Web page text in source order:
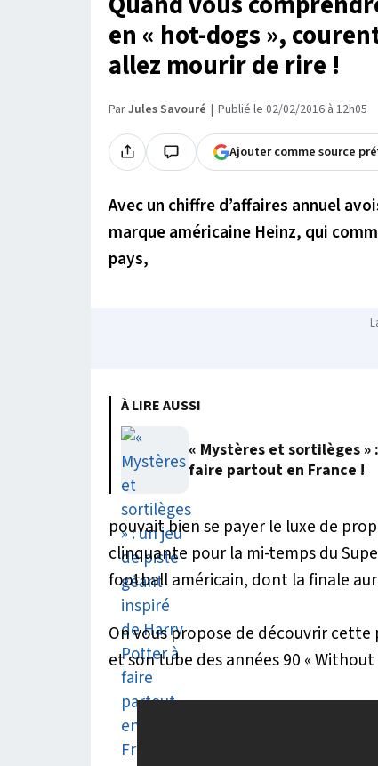
en « hot-dogs »,
allez mourir de rire !
ParJules Savouré Publié le 02/02/2016 à 12h05
Ajouter comme source
Avec un chiffre d’affaires annuel
marque américaine Heinz, qui
pays,
À LIRE AUSSI
« Mystères et sortilèges
faire partout en France !
pouvait bien se payer le luxe de
clinquante pour la mi-temps du
football américain, dont la finale
On vous propose de découvrir
et son tube des années 90 « Without